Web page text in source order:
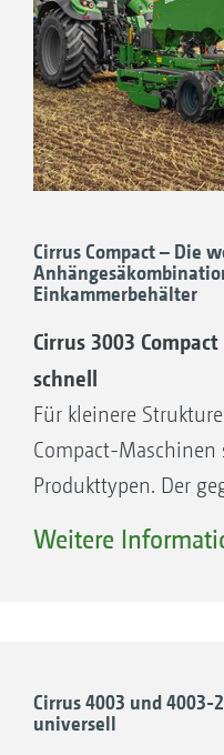
Cirrus Compact – Die
Einkammerbehälter
Cirrus 3003
schnell
Für kleinere
Compact-Maschinen
Produkttypen. Der
ermöglicht in
von 3.000 l und der
von 40 km/h ist die
Weitere
Cirrus 4003 und 4003-
universell